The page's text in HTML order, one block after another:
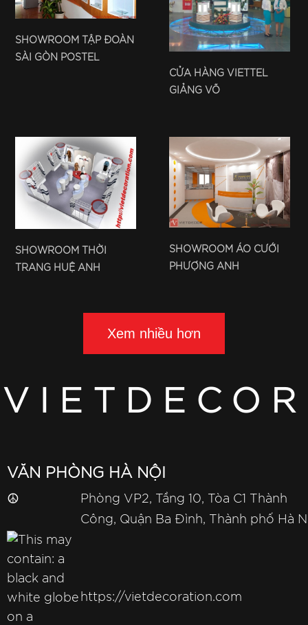
SHOWROOM TẬP ĐOÀN
SÀI GÒN POSTEL
CỬA HÀNG VIETTEL
GIẢNG VÕ
SHOWROOM THỜI
TRANG HUỆ ANH
SHOWROOM ÁO CƯỚI
PHƯỢNG ANH
Xem nhiều hơn
VIETDECOR
VĂN PHÒNG HÀ NỘI
☮
Phòng VP2, Tầng 10, Tòa C1 Thành
Công, Quận Ba Đình, Thành phố Hà
https://vietdecoration.com